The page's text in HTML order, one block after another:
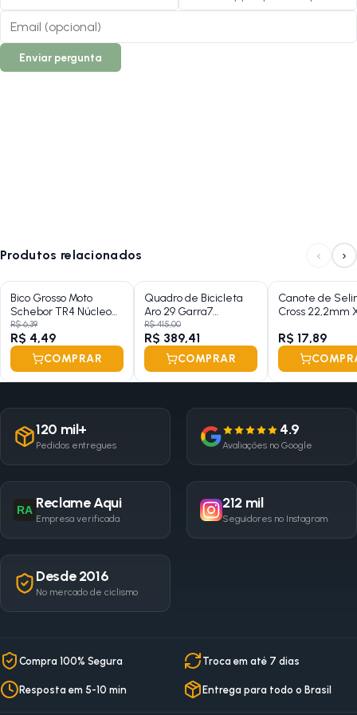
Enviar pergunta
Produtos relacionados ‹ ›
Bico Grosso Moto
Schebor TR4 Núcleo
Curto
R$ 6,39
R$ 4,49
COMPRAR
Quadro de Bicicleta
Aro 29 Garra7
Hardtrail
R$ 415,00
R$ 389,41
COMPRAR
Canote de
Cross 22,2mm
R$ 17,89
120 mil+
Pedidos entregues
4.9
Avaliações no Google
RA Reclame Aqui
Empresa verificada
212 mil
Seguidores no Instagram
Desde 2016
No mercado de ciclismo
Compra 100% Segura Troca em até 7 dias
Resposta em 5-10 min Entrega para todo o Brasil